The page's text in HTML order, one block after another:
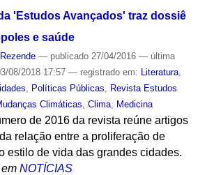
'Estudos Avançados' traz dossiê
e saúde
— publicado27/04/2016 — última
08/2018 17:57 — registrado em: Literatura,
Políticas Públicas
Revista Estudos
Climáticas Clima, Medicina
de 2016 da revista reúne artigos
relação entre a proliferação de
estilo de vida das grandes cidades.
NOTÍCIAS